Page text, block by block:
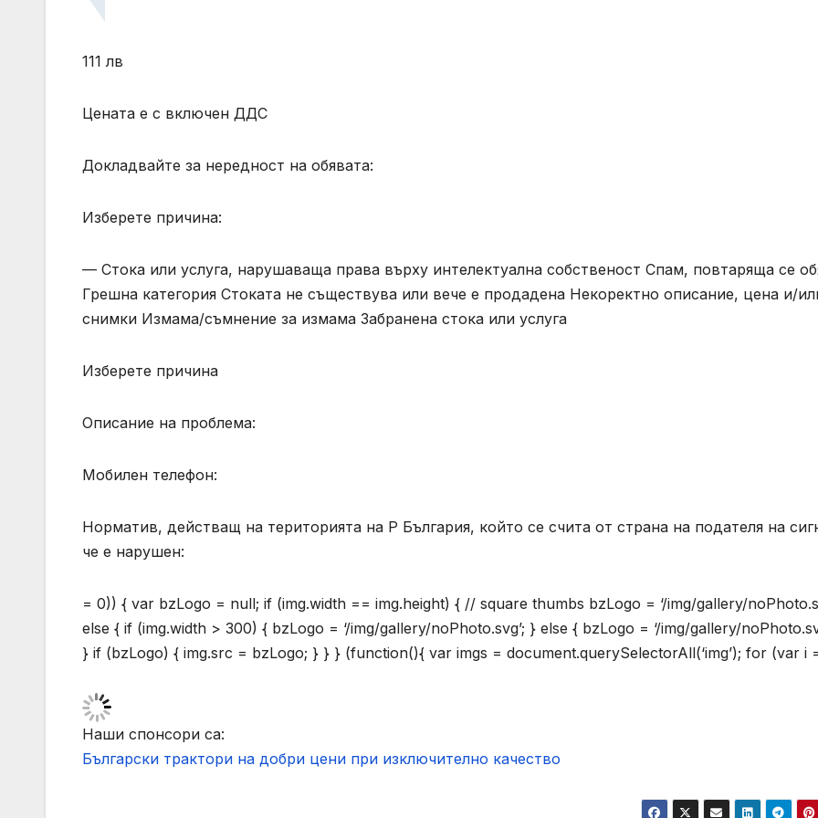
111 лв
Цената е с включен ДДС
Докладвайте за нередност на обявата:
Изберете причина:
— Стока или услуга, нарушаваща права върху интелектуална собственост Спам, повтаряща се
Грешна категория Стоката не съществува или вече е продадена Некоректно описание, цена и/
снимки Измама/съмнение за измама Забранена стока или услуга
Изберете причина
Описание на проблема:
Мобилен телефон:
Норматив, действащ на територията на Р България, който се счита от страна на подателя на
че е нарушен:
= 0)) { var bzLogo = null; if (img.width == img.height) { // square thumbs bzLogo = ‘/img/gallery/
else { if (img.width > 300) { bzLogo = ‘/img/gallery/noPhoto.svg’; } else { bzLogo = ‘/img/gallery/
} if (bzLogo) { img.src = bzLogo; } } } (function(){ var imgs = document.querySelectorAll(‘img’); for (var i
Наши спонсори са:
Български трактори на добри цени при изключително качество